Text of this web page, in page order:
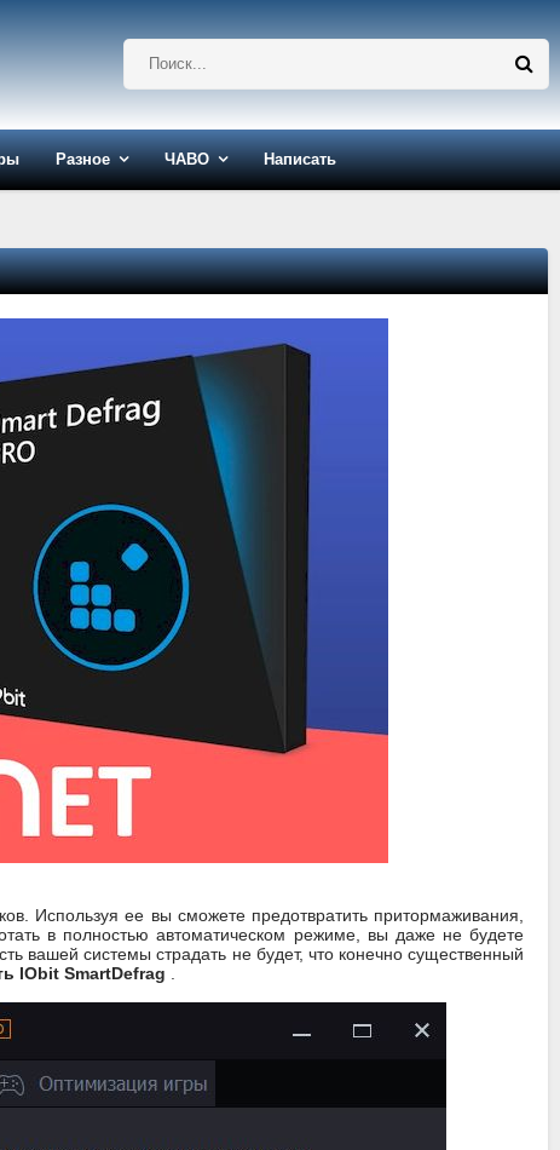
Разное ЧАВО Написать
Используя ее вы сможете предотвратить притормаживания,
в полностью автоматическом режиме, вы даже не будете
вашей системы страдать не будет, что конечно существенный
IObit SmartDefrag